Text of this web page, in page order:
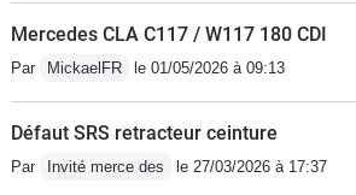
chargée pour la
série sur la CLA
look plus agressif
Mercedes CLA C117 / W117 180 CDI
Par MickaelFR le 01/05/2026 à 09:13
Défaut SRS retracteur ceinture
Par Invité merce des le 27/03/2026 à 17:37